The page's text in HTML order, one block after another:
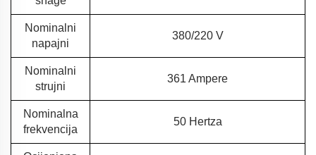
Nominalni
napajni
380/220 V
Nominalni
strujni
361 Ampere
Nominalna
frekvencija
50 Hertza